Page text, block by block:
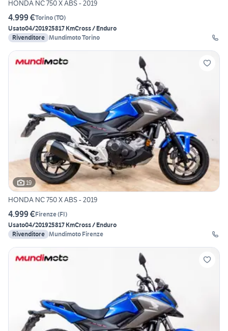
HONDA NC 750 X ABS - 2019
4.999 €Torino(TO)
Usato04/201925817 KmCross / Enduro
Rivenditore Mundimoto Torino
19
HONDA NC 750 X ABS - 2019
4.999 €Firenze(FI)
Usato04/201925817 KmCross / Enduro
Rivenditore Mundimoto Firenze